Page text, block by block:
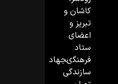
کاشان و
تبریز و
اعضاى
ستاد
فرهنگىجهاد
سازندگى